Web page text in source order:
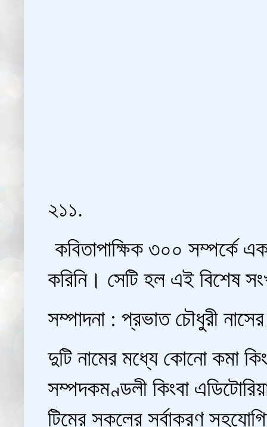
২১১.
কবিতাপাক্ষিক ৩০০ সম্পর্কে
করিনি। সেটি হল এই বিশেষ
সম্পাদনা : প্রভাত চৌধুরী
দুটি নামের মধ্যে কোনো কমা
সম্পদকমণ্ডলী কিংবা
টিমের সকলের সর্বাকরণ